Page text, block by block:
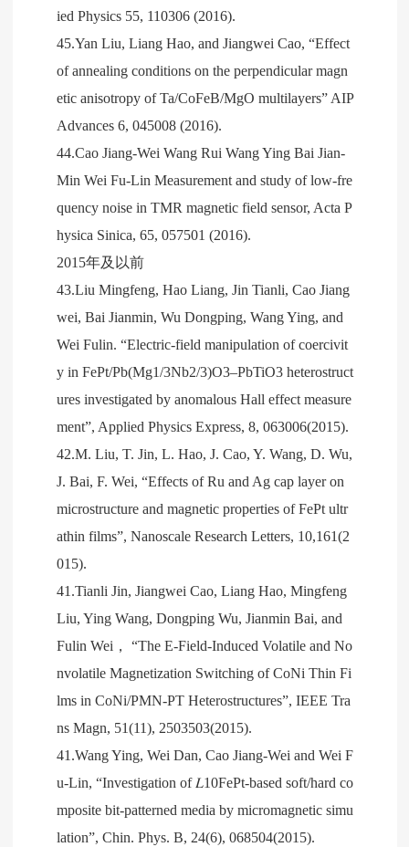
ied Physics 55, 110306 (2016).
45.Yan Liu, Liang Hao, and Jiangwei Cao, “Effect
of annealing conditions on the perpendicular magn
etic anisotropy of Ta/CoFeB/MgO multilayers” AIP
Advances 6, 045008 (2016).
44.Cao Jiang-Wei Wang Rui Wang Ying Bai Jian-
Min Wei Fu-Lin Measurement and study of low-fre
quency noise in TMR magnetic field sensor, Acta P
hysica Sinica, 65, 057501 (2016).
2015年及以前
43.Liu Mingfeng, Hao Liang, Jin Tianli, Cao Jiang
wei, Bai Jianmin, Wu Dongping, Wang Ying, and
Wei Fulin. “Electric-field manipulation of coercivit
y in FePt/Pb(Mg1/3Nb2/3)O3–PbTiO3 heterostruct
ures investigated by anomalous Hall effect measure
ment”, Applied Physics Express, 8, 063006(2015).
42.M. Liu, T. Jin, L. Hao, J. Cao, Y. Wang, D. Wu,
J. Bai, F. Wei, “Effects of Ru and Ag cap layer on
microstructure and magnetic properties of FePt ultr
athin films”, Nanoscale Research Letters, 10,161(2
015).
41.Tianli Jin, Jiangwei Cao, Liang Hao, Mingfeng
Liu, Ying Wang, Dongping Wu, Jianmin Bai, and
Fulin Wei， “The E-Field-Induced Volatile and No
nvolatile Magnetization Switching of CoNi Thin Fi
lms in CoNi/PMN-PT Heterostructures”, IEEE Tra
ns Magn, 51(11), 2503503(2015).
41.Wang Ying, Wei Dan, Cao Jiang-Wei and Wei F
u-Lin, “Investigation of 𝐿10FePt-based soft/hard co
mposite bit-patterned media by micromagnetic simu
lation”, Chin. Phys. B, 24(6), 068504(2015).